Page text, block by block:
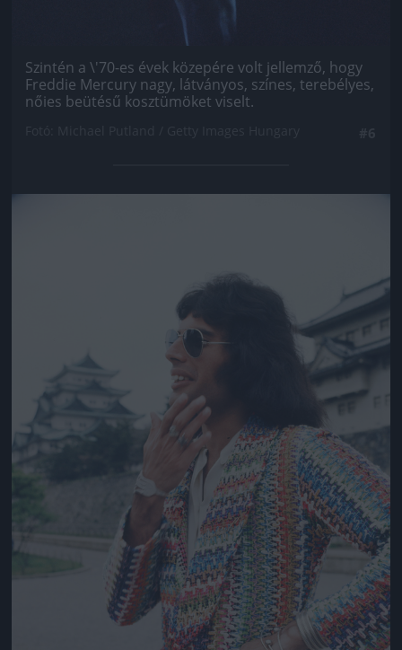
Szintén a \'70-es évek közepére volt jellemző, hogy
Freddie Mercury nagy, látványos, színes, terebélyes,
nőies beütésű kosztümöket viselt.